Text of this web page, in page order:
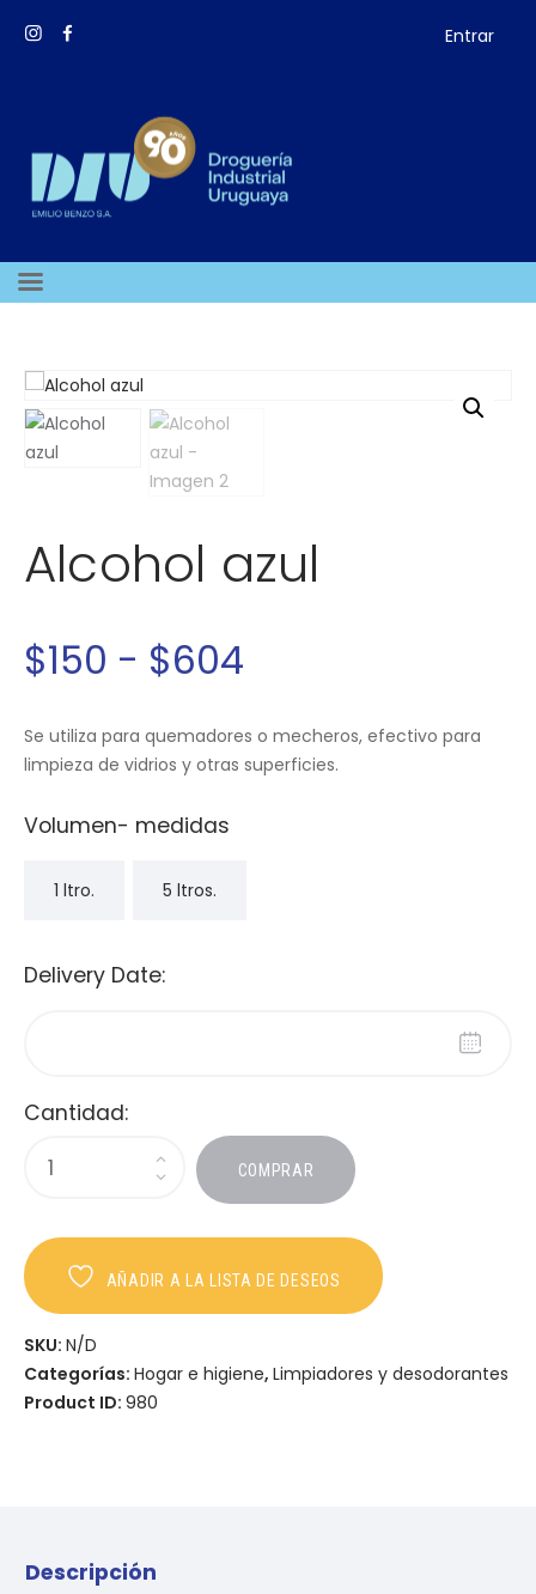
Entrar
Alcohol azul
$150 - $604
Se utiliza para quemadores o mecheros, efectivo para
limpieza de vidrios y otras superficies.
Volumen- medidas
1 ltro. 5 ltros.
Delivery Date:
Cantidad:
COMPRAR
AÑADIR A LA LISTA DE DESEOS
SKU: N/D
Categorías: Hogar e higiene, Limpiadores y desodorantes
Product ID: 980
Descripción